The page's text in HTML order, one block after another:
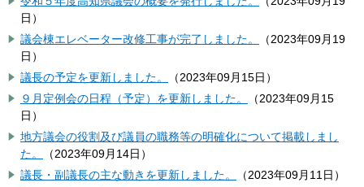
日 ）
議会棟エレベーター改修工事が完了しました。
（2023年09月19
日 ）
議長の予定を更新しました。
（2023年09月15日 ）
９月定例会の日程（予定）を更新しました。
（2023年09月15
日 ）
地方議会の役割及び議員の職務等の明確化について掲載しまし
た。
（2023年09月14日 ）
議長・副議長の主な動きを更新しました。
（2023年09月11日 ）